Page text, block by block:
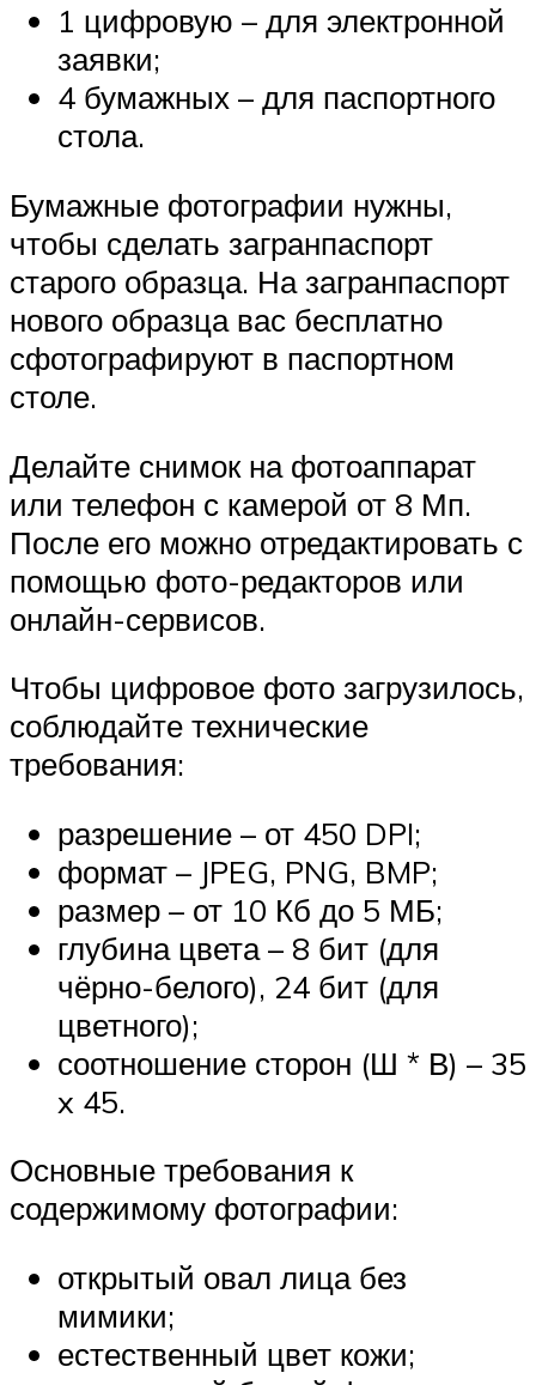
1 цифровую – для электронной
заявки;
4 бумажных – для паспортного
стола.
Бумажные фотографии нужны,
чтобы сделать загранпаспорт
старого образца. На загранпаспорт
нового образца вас бесплатно
сфотографируют в паспортном
столе.
Делайте снимок на фотоаппарат
или телефон с камерой от 8 Мп.
После его можно отредактировать с
помощью фото-редакторов или
онлайн-сервисов.
Чтобы цифровое фото загрузилось,
соблюдайте технические
требования:
разрешение – от 450 DPI;
формат – JPEG, PNG, BMP;
размер – от 10 Кб до 5 МБ;
глубина цвета – 8 бит (для
чёрно-белого), 24 бит (для
цветного);
соотношение сторон (Ш * В) – 35
x 45.
Основные требования к
содержимому фотографии:
открытый овал лица без
мимики;
естественный цвет кожи;